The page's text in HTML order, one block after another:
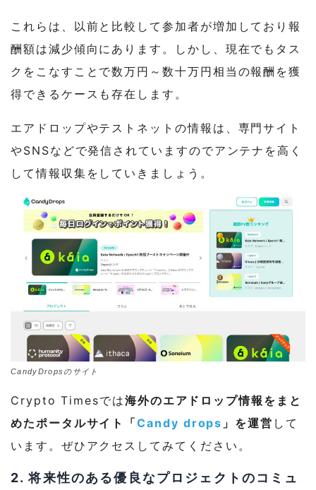
これらは、以前と比較して参加者が増加しており報
酬額は減少傾向にあります。しかし、現在でもタス
クをこなすことで数万円～数十万円相当の報酬を獲
得できるケースも存在します。
エアドロップやテストネットの情報は、専門サイト
やSNSなどで発信されていますのでアンテナを高く
して情報収集をしていきましょう。
CandyDropsのサイト
Crypto Timesでは海外のエアドロップ情報をまと
めたポータルサイト「Candy drops 」を運営 して
います。 ぜひアクセスしてみてください。
2. 将来性のある優良なプロジェクトのコミュ